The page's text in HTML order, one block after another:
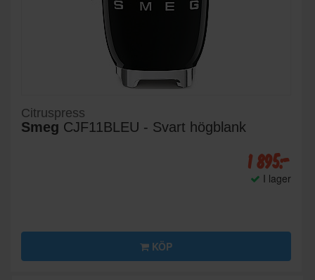
Citruspress
Smeg CJF11BLEU - Svart högblank
1 895:-
I lager
KÖP